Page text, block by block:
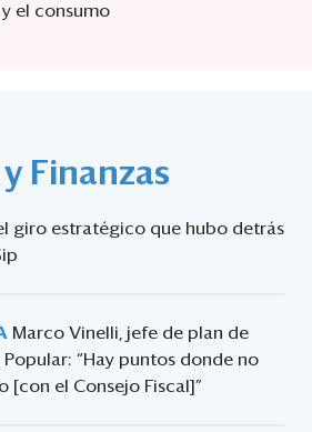
el consumo
Finanzas
giro estratégico que hubo detrás
Marco Vinelli, jefe de plan de
“Hay puntos donde no
[con el Consejo Fiscal]”